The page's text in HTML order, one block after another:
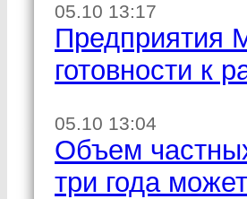
05.10 13:17
Предприятия
готовности к
05.10 13:04
Объем
три года